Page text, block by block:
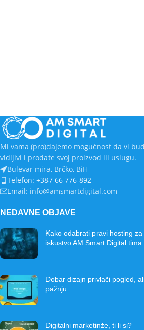
Mi vama (pro)dajemo mogućnost da vi
vidljivi i prodate svoj proizvod ili uslugu.
Bulevar mira, Brčko, BiH
Telefon: +387 66 776-892
Email: info@amsmartdigital.com
NEDAVNE OBJAVE
Kako odabrati pravi hosting
iskustvo AM Smart Digital tima
Dobar dizajn privlači pogled,
pažnju
Digitalni marketinže, ti li si?